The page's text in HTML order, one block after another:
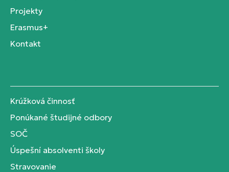
Projekty
Erasmus+
Kontakt
Krúžková činnosť
Ponúkané študijné odbory
SOČ
Úspešní absolventi školy
Stravovanie